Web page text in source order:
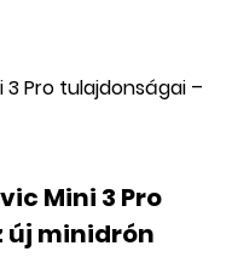
Mini 3 Pro
új minidrón